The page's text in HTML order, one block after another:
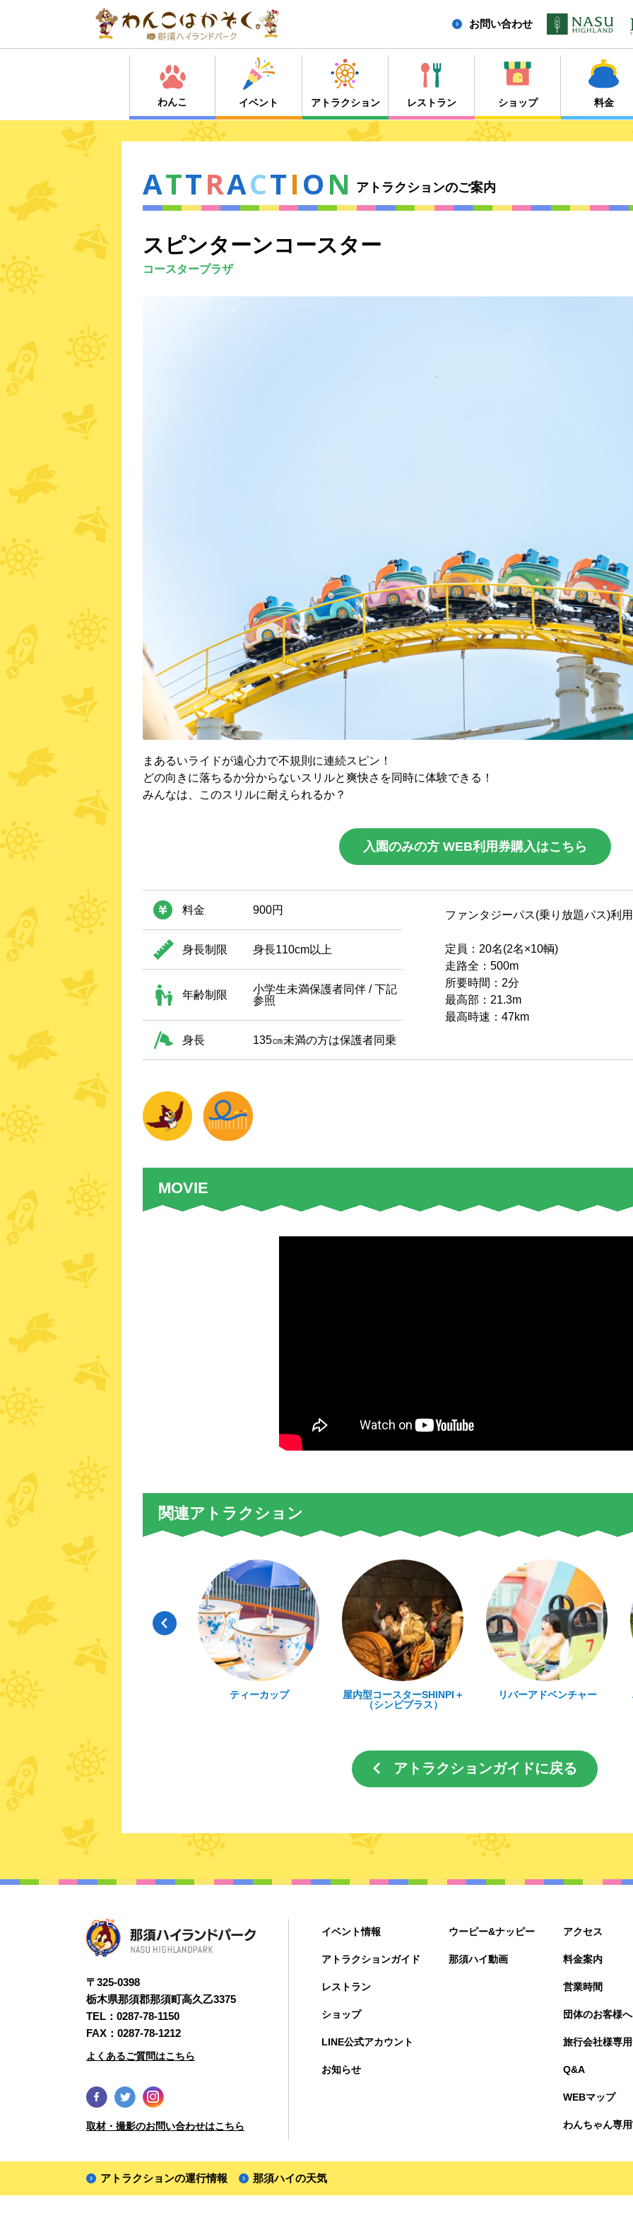
お問い合わせ
わんこ イベント アトラクション レストラン ショップ 料金
ATTRACTION アトラクションのご案内
スピンターンコースター
コースタープラザ
まあるいライドが遠心力で不規則に連続スピン！
どの向きに落ちるか分からないスリルと爽快さを同時に体験できる！
みんなは、このスリルに耐えられるか？
入園のみの方 WEB利用券購入はこちら
料金 900円
身長制限 身長110cm以上
年齢制限
小学生未満保護者同伴 / 下記
参照
身長 135㎝未満の方は保護者同乗
ファンタジーパス(乗り放題パス)利
定員：20名(2名×10輌)
走路全：500m
所要時間：2分
最高部：21.3m
最高時速：47km
MOVIE
関連アトラクション
ァリ
屋内型コースターSHINPI＋
リバーアドベンチャー
ハローキティ＆フレンズ
アトラクションガイドに戻る
〒325-0398
栃木県那須郡那須町高久乙3375
TEL： 0287-78-1150
FAX：0287-78-1212
よくあるご質問はこちら
取材・撮影のお問い合わせはこちら
イベント情報
アトラクションガイド
レストラン
ショップ
LINE公式アカウント
お知らせ
ウーピー&ナッピー
那須ハイ動画
アクセス
料金案内
営業時間
団体のお客様へ
旅行会社様専
Q&A
WEBマップ
わんちゃん専
アトラクションの運行情報 那須ハイの天気